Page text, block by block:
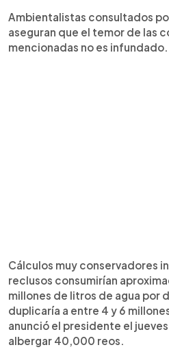
Ambientalistas consultados
aseguran que el temor de las
mencionadas no es infundado.
Cálculos muy conservadores
reclusos consumirían
millones de litros de agua por
duplicaría a entre 4 y 6
anunció el presidente el
albergar 40,000 reos.